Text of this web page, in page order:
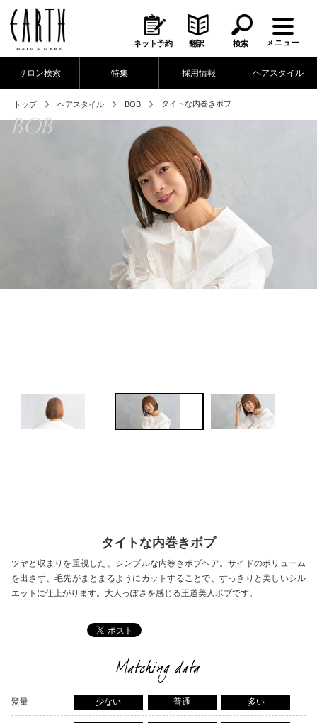
ネット予約 翻訳 検索 メニュー
サロン検索 特集 採用情報 ヘアスタイル
トップ ヘアスタイル BOB タイトな内巻きボブ
BOB
タイトな内巻きボブ
ツヤと収まりを重視した、シンブルな内巻きボブヘア。サイドのボリューム
を出さず、毛先がまとまるようにカットすることで、すっきりと美しいシル
エットに仕上がります。大人っぽさを感じる王道美人ボブです。
Matching data
髪量 少ない 普通 多い